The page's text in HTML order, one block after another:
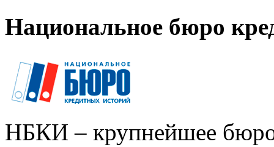
Национальное бюро
НБКИ – крупнейшее